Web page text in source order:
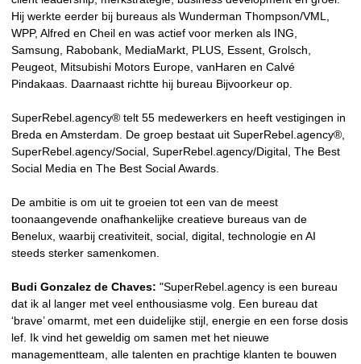
Hij werkte eerder bij bureaus als Wunderman Thompson/VML,
WPP, Alfred en Cheil en was actief voor merken als ING,
Samsung, Rabobank, MediaMarkt, PLUS, Essent, Grolsch,
Peugeot, Mitsubishi Motors Europe, vanHaren en Calvé
Pindakaas. Daarnaast richtte hij bureau Bijvoorkeur op.
SuperRebel.agency® telt 55 medewerkers en heeft vestigingen in
Breda en Amsterdam. De groep bestaat uit SuperRebel.agency®,
SuperRebel.agency/Social, SuperRebel.agency/Digital, The Best
Social Media en The Best Social Awards.
De ambitie is om uit te groeien tot een van de meest
toonaangevende onafhankelijke creatieve bureaus van de
Benelux, waarbij creativiteit, social, digital, technologie en AI
steeds sterker samenkomen.
Budi Gonzalez de Chaves: "SuperRebel.agency is een bureau
dat ik al langer met veel enthousiasme volg. Een bureau dat
‘brave’ omarmt, met een duidelijke stijl, energie en een forse dosis
lef. Ik vind het geweldig om samen met het nieuwe
managementteam, alle talenten en prachtige klanten te bouwen